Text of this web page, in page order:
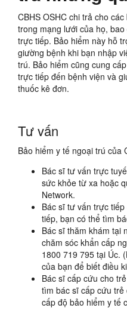
CBHS OSHC chi trả cho
trong mạng lưới của họ,
trực tiếp. Bảo hiểm này hỗ
giường bệnh khi bạn nhập
trú. Bảo hiểm cũng cung
trực tiếp đến bệnh viện và
thuốc kê đơn.
Tư vấn
Bảo hiểm y tế ngoại trú của
Bác sĩ tư vấn trực
sức khỏe từ xa hoặc
Network.
Bác sĩ tư vấn trực
tiếp, bạn có thể tìm
Bác sĩ thăm khám tại
chăm sóc khẩn cấp
1800 719 795 tại Úc.
của bạn để biết điều
Bác sĩ cấp cứu cho
tìm bác sĩ cấp cứu trẻ
cấp độ bảo hiểm y tế